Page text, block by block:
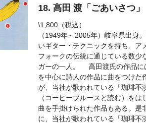
18. 高田 渡「ごあいさつ」
\1,800（税込）
（1949年～2005年）岐阜県出身
いギター・テクニックを持ち、ア
フォークの伝統に通じている数少
ガーの一人。 高田渡氏の作品に
を中心に詩人の作品に曲をつけた
が、当社が歌われている「珈琲不
（コーヒーブルースと読む）をは
曲を手掛けられた作品もある。是
に、当社が歌われている「珈琲不